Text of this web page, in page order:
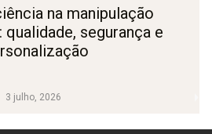
3 julho, 2026
na manipulação
segurança e